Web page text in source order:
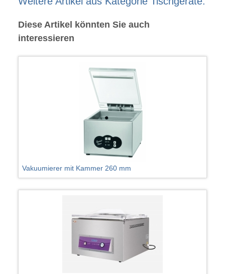
Diese Artikel könnten Sie auch
interessieren
Vakuumierer mit Kammer 260 mm